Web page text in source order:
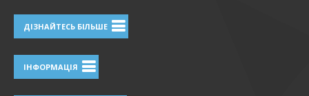
ДІЗНАЙТЕСЬ БІЛЬШЕ
ІНФОРМАЦІЯ